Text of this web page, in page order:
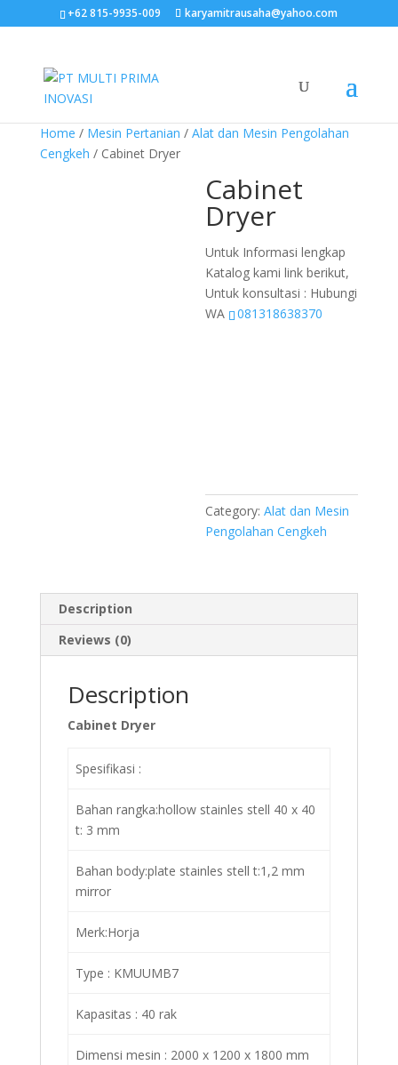
+62 815-9935-009 karyamitrausaha@yahoo.com
Home / Mesin Pertanian / Alat dan Mesin Pengolahan
Cengkeh / Cabinet Dryer
Cabinet
Dryer
Untuk Informasi lengkap
Katalog kami link berikut,
Untuk konsultasi : Hubungi
WA
081318638370
Category:Alat dan Mesin
Pengolahan Cengkeh
Description
Reviews (0)
Description
Cabinet Dryer
Spesifikasi :
Bahan rangka:hollow stainles stell 40 x 40
t: 3 mm
Bahan body:plate stainles stell t:1,2 mm
mirror
Merk:Horja
Type : KMUUMB7
Kapasitas : 40 rak
Dimensi mesin : 2000 x 1200 x 1800 mm